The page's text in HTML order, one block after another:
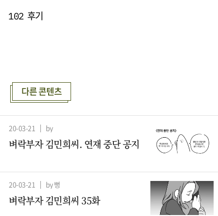
102 후기
다른 콘텐츠
20-03-21 by
벼락부자 김민희씨. 연재 중단 공지
20-03-21 by 뻥
벼락부자 김민희씨 35화